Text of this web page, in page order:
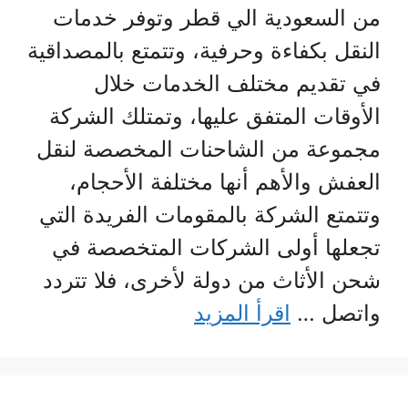
من السعودية الي قطر وتوفر خدمات
النقل بكفاءة وحرفية، وتتمتع بالمصداقية
في تقديم مختلف الخدمات خلال
الأوقات المتفق عليها، وتمتلك الشركة
مجموعة من الشاحنات المخصصة لنقل
العفش والأهم أنها مختلفة الأحجام،
وتتمتع الشركة بالمقومات الفريدة التي
تجعلها أولى الشركات المتخصصة في
شحن الأثاث من دولة لأخرى، فلا تتردد
واتصل … اقرأ المزيد